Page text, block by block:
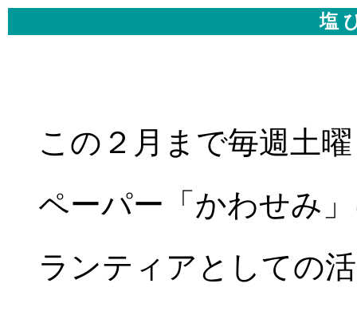
塩
この２月まで毎週土
ペーパー「かわせみ
ランティアとしての